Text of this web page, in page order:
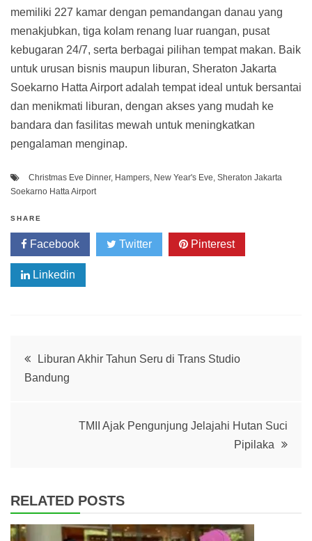
memiliki 227 kamar dengan pemandangan danau yang
menakjubkan, tiga kolam renang luar ruangan, pusat
kebugaran 24/7, serta berbagai pilihan tempat makan. Baik
untuk urusan bisnis maupun liburan, Sheraton Jakarta
Soekarno Hatta Airport adalah tempat ideal untuk bersantai
dan menikmati liburan, dengan akses yang mudah ke
bandara dan fasilitas mewah untuk meningkatkan
pengalaman menginap.
Christmas Eve Dinner, Hampers, New Year's Eve, Sheraton Jakarta
Soekarno Hatta Airport
SHARE
Facebook Twitter Pinterest
Linkedin
Post
navigation
Liburan Akhir Tahun Seru di Trans Studio
Bandung
TMII Ajak Pengunjung Jelajahi Hutan Suci
Pipilaka
RELATED POSTS